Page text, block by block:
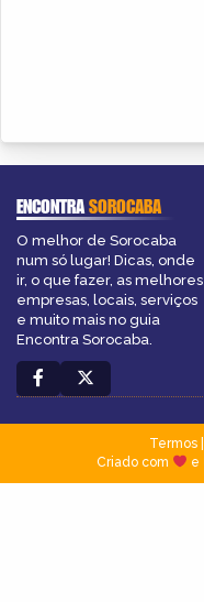
ENCONTRASOROCABA
O melhor de Sorocaba
num só lugar! Dicas, onde
ir, o que fazer, as melhores
empresas, locais, serviços
e muito mais no guia
Encontra Sorocaba.
Termos|
Criado com
e